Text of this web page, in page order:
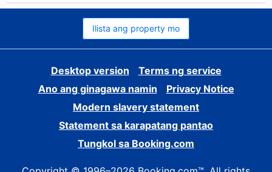
Ilista ang property mo
Desktop version
Terms ng service
Ano ang ginagawa namin
Privacy Notice
Modern slavery statement
Statement sa karapatang pantao
Tungkol sa Booking.com